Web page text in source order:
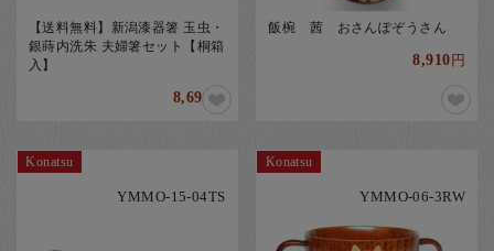
【送料無料】新潟漆器箸 玉虫・
銀蒔内洗朱 夫婦箸セット【桐箱
入】
8,690円
飯椀 茜 おさんぽぞうさん
8,910円
Konatsu
YMMO-15-04TS
Konatsu
YMMO-06-3RW